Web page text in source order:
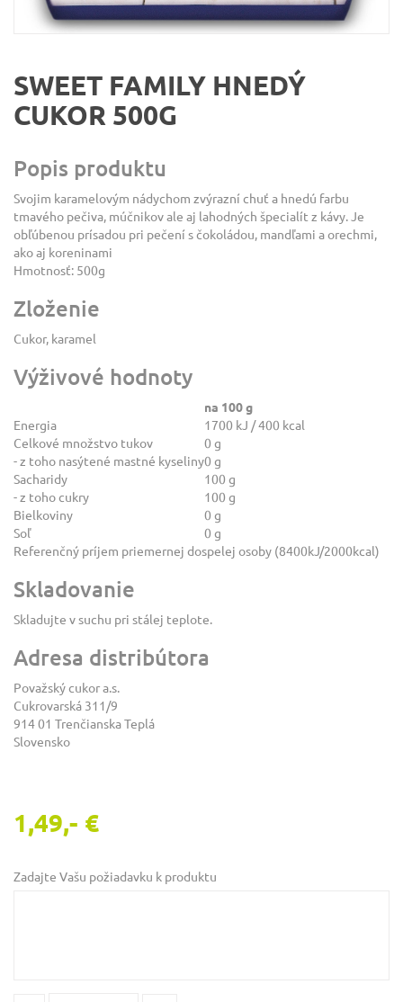
SWEET FAMILY HNEDÝ
CUKOR 500G
Popis produktu
Svojim karamelovým nádychom zvýrazní chuť a hnedú farbu
tmavého pečiva, múčnikov ale aj lahodných špecialít z kávy. Je
obľúbenou prísadou pri pečení s čokoládou, mandľami a orechmi,
ako aj koreninami
Hmotnosť: 500g
Zloženie
Cukor, karamel
Výživové hodnoty
na 100 g
Energia
1700 kJ / 400 kcal
Celkové množstvo tukov
0 g
- z toho nasýtené mastné kyseliny0 g
Sacharidy
100 g
- z toho cukry
100 g
Bielkoviny
0 g
Soľ
0 g
Referenčný príjem priemernej dospelej osoby (8400kJ/2000kcal)
Skladovanie
Skladujte v suchu pri stálej teplote.
Adresa distribútora
Považský cukor a.s.
Cukrovarská 311/9
914 01 Trenčianska Teplá
Slovensko
1,49,- €
Zadajte Vašu požiadavku k produktu